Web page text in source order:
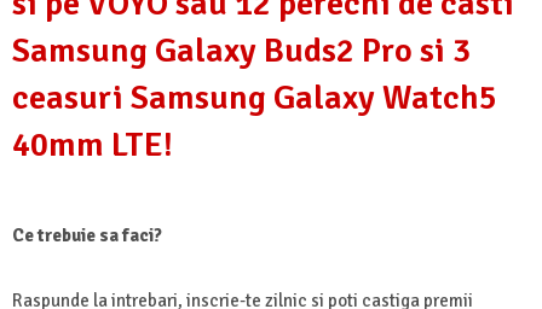
Samsung Galaxy Buds2 Pro si 3
ceasuri Samsung Galaxy Watch5
40mm LTE!
Ce trebuie sa faci?
Raspunde la intrebari, inscrie-te zilnic si poti castiga premii